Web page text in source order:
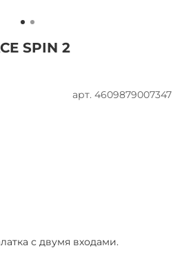
арт. 4609879007347
SPIN 2
с двумя входами.